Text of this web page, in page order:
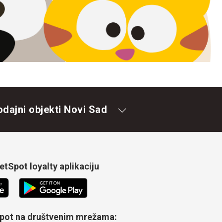
objekti Novi Sad
loyalty aplikaciju
na društvenim mrežama: